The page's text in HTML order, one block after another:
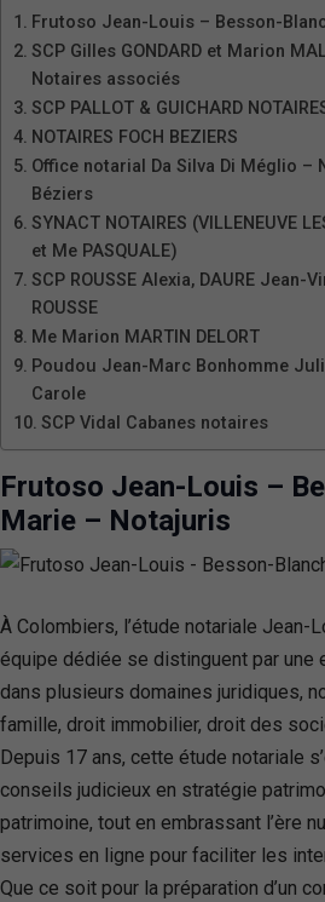
Frutoso Jean-Louis – Besson-
SCP Gilles GONDARD et Marion
Notaires associés
SCP PALLOT & GUICHARD
NOTAIRES FOCH BEZIERS
Office notarial Da Silva Di Méglio –
Béziers
SYNACT NOTAIRES (VILLENEUVE
et Me PASQUALE)
SCP ROUSSE Alexia, DAURE Jean-
ROUSSE
Me Marion MARTIN DELORT
Poudou Jean-Marc Bonhomme
Carole
SCP Vidal Cabanes notaires
Frutoso Jean-Louis –
Marie – Notajuris
À Colombiers, l’étude notariale Jean-
équipe dédiée se distinguent par une
dans plusieurs domaines juridiques,
famille, droit immobilier, droit des
Depuis 17 ans, cette étude notariale
conseils judicieux en stratégie
patrimoine, tout en embrassant l’ère
services en ligne pour faciliter les
Que ce soit pour la préparation d’un